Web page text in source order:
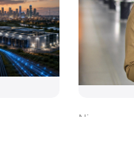
Nieuws